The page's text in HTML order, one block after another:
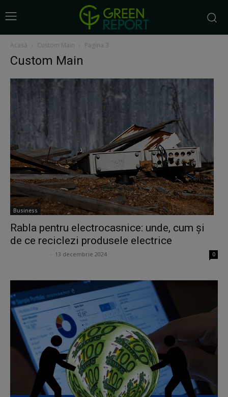
Acasă Custom Main Pagina 3
Custom Main
Business
Rabla pentru electrocasnice: unde, cum şi
de ce reciclezi produsele electrice
13 decembrie 2024 0